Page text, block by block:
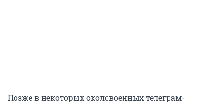
Позже в некоторых околовоенных телеграм-